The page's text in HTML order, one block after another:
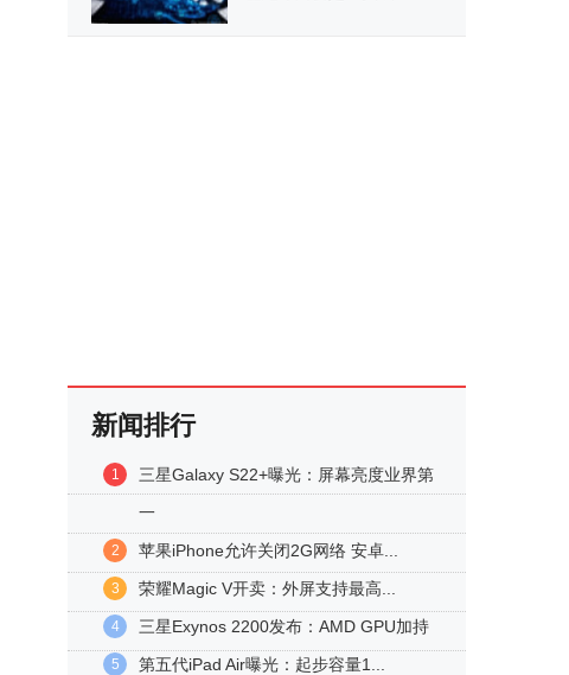
新闻排行
1
三星Galaxy S22+曝光：屏幕亮度业界第
一
2 苹果iPhone允许关闭2G网络 安卓...
3 荣耀Magic V开卖：外屏支持最高...
4 三星Exynos 2200发布：AMD GPU加持
5 第五代iPad Air曝光：起步容量1...